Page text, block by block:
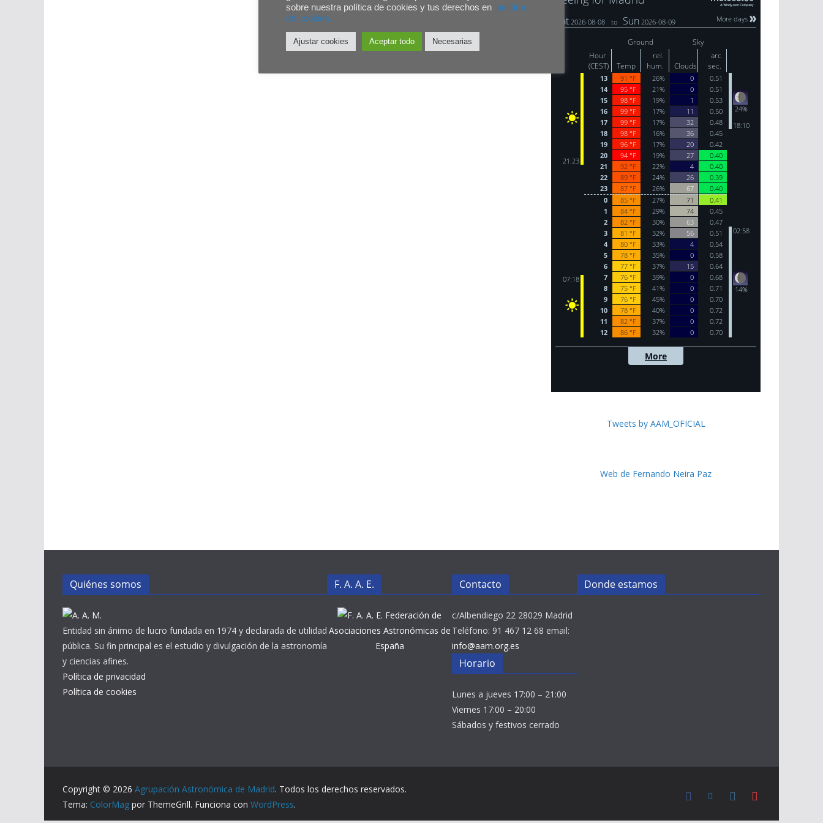
Tweets by AAM_OFICIAL
Web de Fernando Neira Paz
Quiénes somos
Entidad sin ánimo de lucro fundada en 1974 y declarada de utilidad
pública. Su fin principal es el estudio y divulgación de la astronomía
y ciencias afines.
Política de privacidad
Política de cookies
F. A. A. E.
Federación de
Asociaciones Astronómicas de
España
Contacto
c/Albendiego 22 28029 Madrid
Teléfono: 91 467 12 68 email:
info@aam.org.es
Horario
Lunes a jueves 17:00 – 21:00
Viernes 17:00 – 20:00
Sábados y festivos cerrado
Donde estamos
Copyright © 2026 Agrupación Astronómica de Madrid. Todos los derechos reservados.
Tema: ColorMag por ThemeGrill. Funciona con WordPress.
sobre nuestra política de cookies y tus derechos en polítíca
de cookies.
Ajustar cookies Aceptar todo Necesarias